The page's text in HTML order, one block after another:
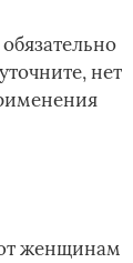
нет
женщинам